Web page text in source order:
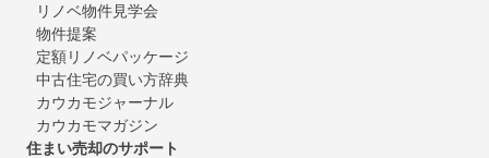
リノベ物件見学会
物件提案
定額リノベパッケージ
中古住宅の買い方辞典
カウカモジャーナル
カウカモマガジン
住まい売却のサポート